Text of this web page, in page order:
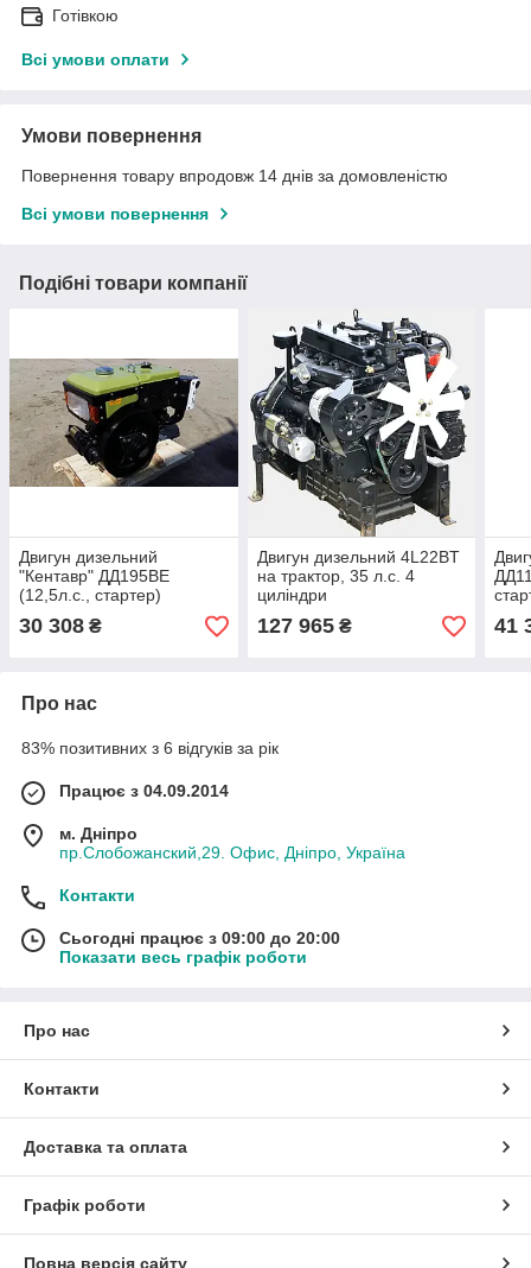
Готівкою
Всі умови оплати
Умови повернення
Повернення товару впродовж 14 днів за домовленістю
Всі умови повернення
Подібні товари компанії
Двигун дизельний
"Кентавр" ДД195ВЕ
(12,5л.с., стартер)
30 308 ₴
Двигун дизельний 4L22BT
на трактор, 35 л.с. 4
циліндри
127 965₴ 41
Про нас
83% позитивних з 6 відгуків за рік
Працює з 04.09.2014
м. Дніпро
пр.Слобожанский,29. Офис, Дніпро, Україна
Контакти
Сьогодні працює з 09:00 до 20:00
Показати весь графік роботи
Про нас
Контакти
Доставка та оплата
Графік роботи
Повна версія сайту